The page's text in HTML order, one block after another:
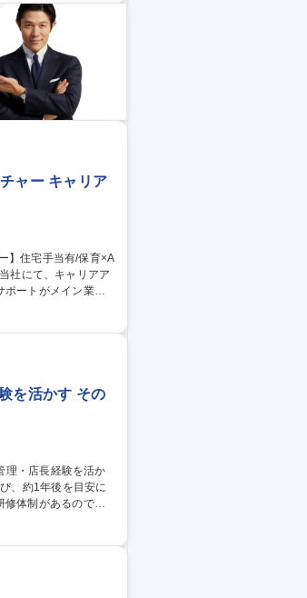
校」等で成長をバッ
ャー キャリア
ポートがメイン業務
を活かす その
修体制があるので安